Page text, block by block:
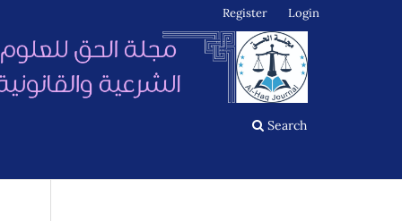
Search
Register Login